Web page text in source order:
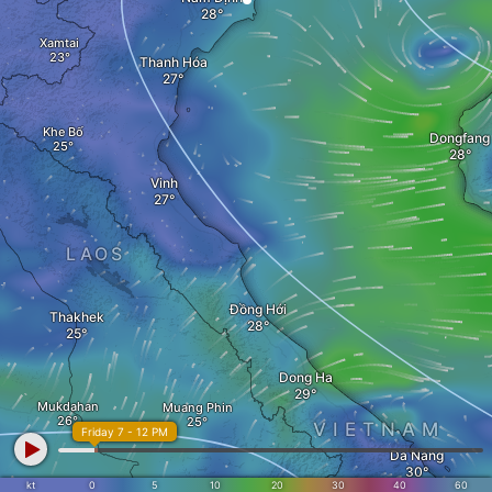
Xamtai
Thanh Hóa
Khe Bố
Thakhek
LAOS
Đồng Hới
Vinh
Dongfang
Dong Ha
Muang Phin
Mukdahan
VIETNAM
Da Nang
kt 0 5 10 20 30 40 60
Friday 7 - 12 PM